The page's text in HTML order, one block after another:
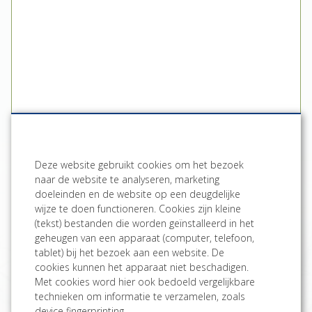
Maak een afspraak
Plan route naar Atelier
Meer informatie
Het Atelier
Online Museum
Sfeerimpressie
Originele schilderijen
Print op maat
Servies, keuken & tafel
Deze website gebruikt cookies om het bezoek
naar de website te analyseren, marketing
doeleinden en de website op een deugdelijke
wijze te doen functioneren. Cookies zijn kleine
(tekst) bestanden die worden geïnstalleerd in het
geheugen van een apparaat (computer, telefoon,
tablet) bij het bezoek aan een website. De
cookies kunnen het apparaat niet beschadigen.
Met cookies word hier ook bedoeld vergelijkbare
technieken om informatie te verzamelen, zoals